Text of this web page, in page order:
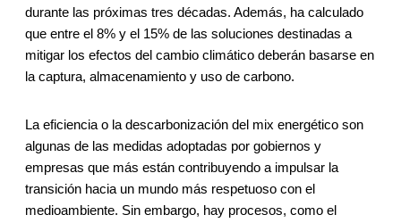
durante las próximas tres décadas. Además, ha calculado
que entre el 8% y el 15% de las soluciones destinadas a
mitigar los efectos del cambio climático deberán basarse en
la captura, almacenamiento y uso de carbono.
La eficiencia o la descarbonización del mix energético son
algunas de las medidas adoptadas por gobiernos y
empresas que más están contribuyendo a impulsar la
transición hacia un mundo más respetuoso con el
medioambiente. Sin embargo, hay procesos, como el